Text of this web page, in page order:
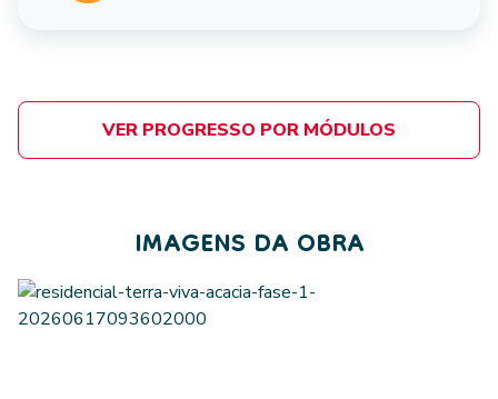
VER PROGRESSO POR MÓDULOS
IMAGENS DA OBRA